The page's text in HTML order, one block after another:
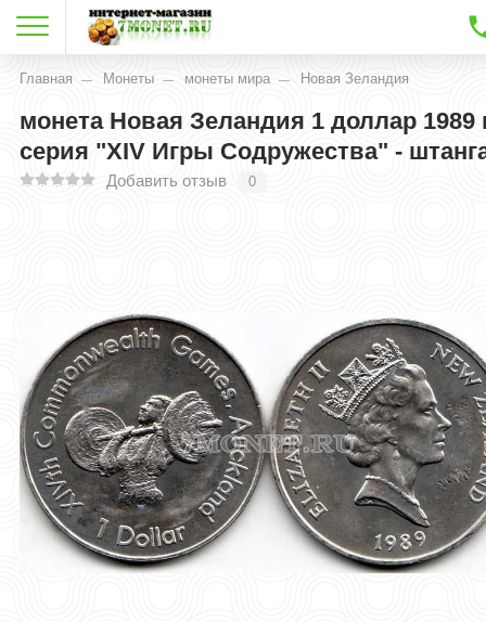
Главная Монеты монеты мира Новая Зеландия
монета Новая Зеландия 1 доллар 1989
серия "XIV Игры Содружества" -
Добавить отзыв 0